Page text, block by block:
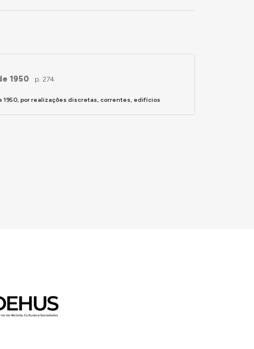
1950 p. 274
1950, por realizações discretas, correntes, edifícios